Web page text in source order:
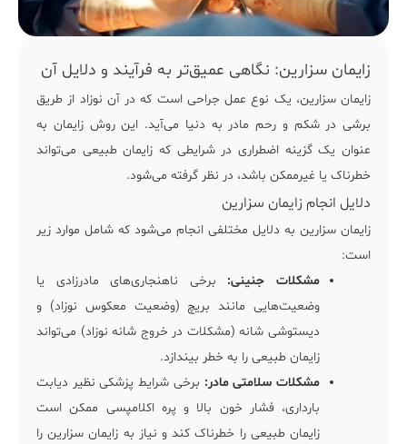
زایمان سزارین: نگاهی عمیق‌تر به فرآیند و دلایل آن
زایمان سزارین، یک نوع عمل جراحی است که در آن نوزاد از طریق
برشی در شکم و رحم مادر به دنیا می‌آید. این روش زایمان به
عنوان یک گزینه اضطراری در شرایطی که زایمان طبیعی می‌تواند
خطرناک یا غیرممکن باشد، در نظر گرفته می‌شود.
دلایل انجام زایمان سزارین
زایمان سزارین به دلایل مختلفی انجام می‌شود که شامل موارد زیر
است:
مشکلات جنینی: برخی ناهنجاری‌های مادرزادی یا
وضعیت‌هایی مانند بریچ (وضعیت معکوس نوزاد) و
دیستوشی شانه (مشکلات در خروج شانه نوزاد) می‌تواند
زایمان طبیعی را به خطر بیندازد.
مشکلات سلامتی مادر: برخی شرایط پزشکی نظیر دیابت
بارداری، فشار خون بالا و پره اکلامپسی ممکن است
زایمان طبیعی را خطرناک کند و نیاز به زایمان سزارین را